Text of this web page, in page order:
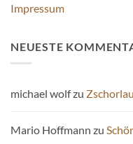
Impressum
NEUESTE
michael wolfzu
Mario Hoffmann zu